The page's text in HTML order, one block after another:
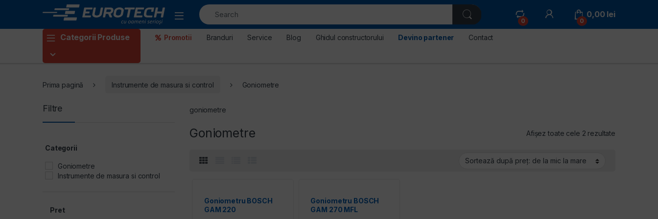
0 0
0,00 lei
Categorii Produse Promotii Branduri Service Blog Ghidul constructorului Devino partener Contact
Prima pagină Instrumente de masura si control Goniometre
goniometre
Goniometre Afișez toate cele 2 rezultate
Goniometru BOSCH
GAM 220
Goniometru BOSCH
GAM 270 MFL
Filtre
Categorii
Goniometre
Instrumente de masura si control
Pret